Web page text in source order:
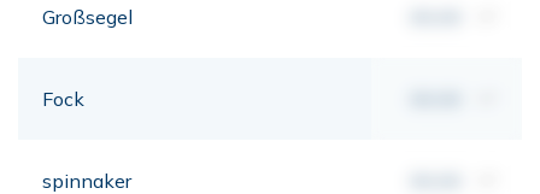
Großsegel
Fock
spinnaker